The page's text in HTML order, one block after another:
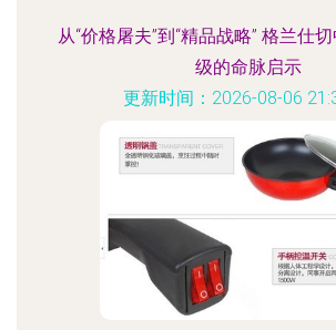
从“价格屠夫”到“精品战略” 格兰仕
级的命脉启示
更新时间：2026-08-06